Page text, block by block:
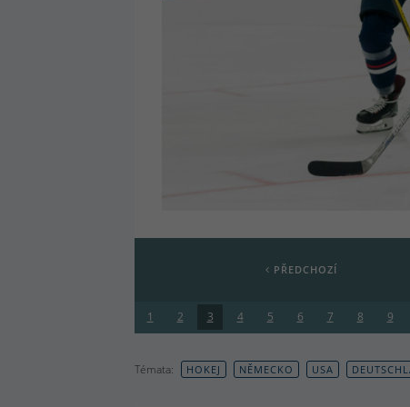
PŘEDCHOZÍ
1 2 3 4 5 6 7 8 9
Témata: HOKEJ NĚMECKO USA